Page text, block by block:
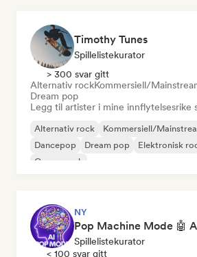
Timothy Tunes
Spillelistekurator
> 300 svar gitt
Alternativ rockKommersiell/
Dream pop
Legg til artister i mine innflytelsesrike
Alternativ rock Kommersiell/
Dancepop
Dream pop Elektronisk
Garagerock
NY
Spillelistekurator
< 100 svar gitt